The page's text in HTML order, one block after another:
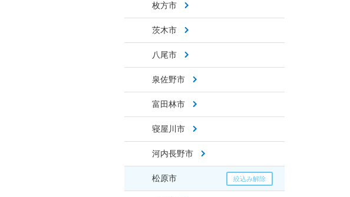
枚方市
茨木市
八尾市
泉佐野市
富田林市
寝屋川市
河内長野市
松原市